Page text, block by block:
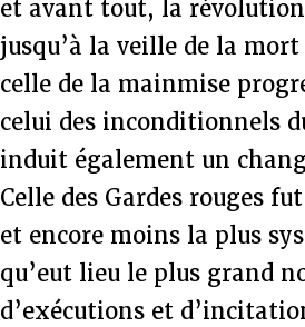
et avant tout, la révolution
jusqu’à la veille de la
celle de la mainmise
celui des inconditionnels
induit également un
Celle des Gardes rouges
et encore moins la plus
qu’eut lieu le plus grand
d’exécutions et